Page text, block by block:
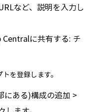
など、説明を入力し
に共有する: チ
を登録します。
にある)構成の追加 >